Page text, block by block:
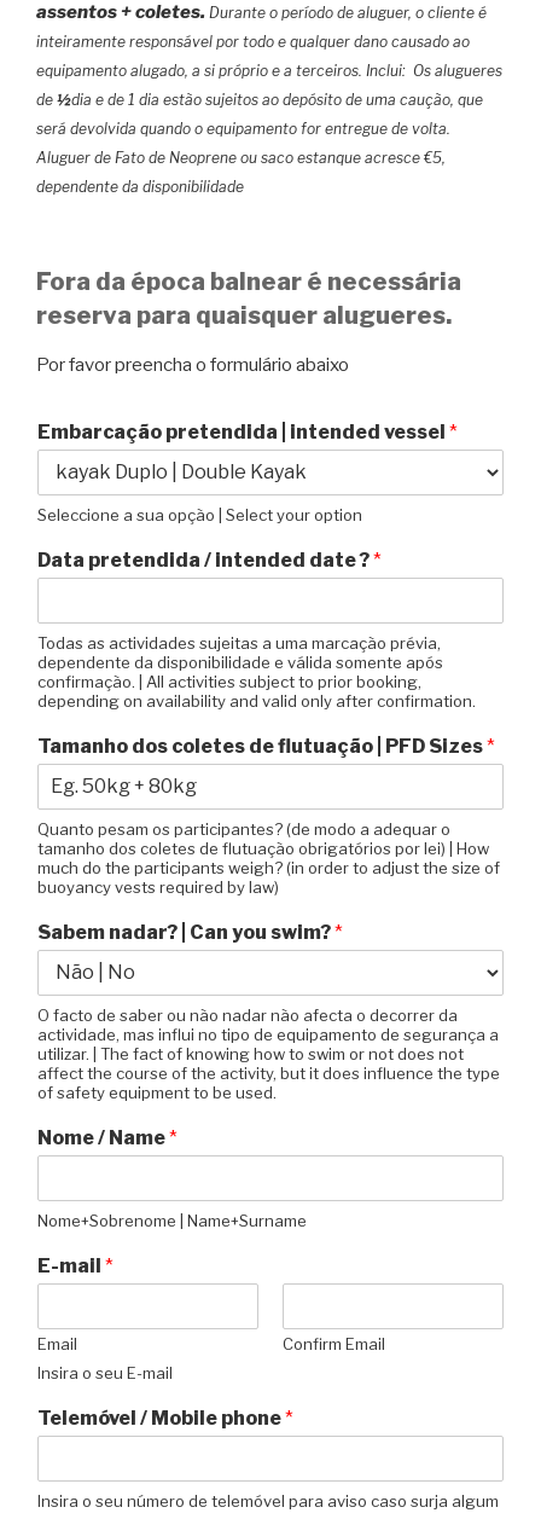
assentos + coletes. Durante o período de aluguer, o cliente é
inteiramente responsável por todo e qualquer dano causado ao
equipamento alugado, a si próprio e a terceiros. Inclui: Os alugueres
de ½dia e de 1 dia estão sujeitos ao depósito de uma caução, que
será devolvida quando o equipamento for entregue de volta.
Aluguer de Fato de Neoprene ou saco estanque acresce €5,
dependente da disponibilidade
Fora da época balnear é necessária
reserva para quaisquer alugueres.
Por favor preencha o formulário abaixo
Embarcação pretendida | intended vessel *
Seleccione a sua opção | Select your option
Data pretendida / intended date ?*
Todas as actividades sujeitas a uma marcação prévia,
dependente da disponibilidade e válida somente após
confirmação. | All activities subject to prior booking,
depending on availability and valid only after confirmation.
Tamanho dos coletes de flutuação | PFD Sizes*
Quanto pesam os participantes? (de modo a adequar o
tamanho dos coletes de flutuação obrigatórios por lei) | How
much do the participants weigh? (in order to adjust the size of
buoyancy vests required by law)
Sabem nadar? | Can you swim?*
O facto de saber ou não nadar não afecta o decorrer da
actividade, mas influi no tipo de equipamento de segurança a
utilizar. | The fact of knowing how to swim or not does not
affect the course of the activity, but it does influence the type
of safety equipment to be used.
Nome / Name*
Nome+Sobrenome | Name+Surname
E-mail *
Email
Confirm Email
Insira o seu E-mail
Telemóvel / Mobile phone*
Insira o seu número de telemóvel para aviso caso surja algum